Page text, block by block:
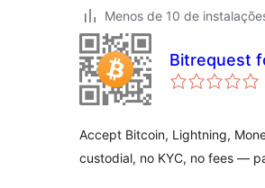
Menos de 10 de
Bitrequest
Accept Bitcoin, Lightning,
custodial, no KYC, no fees —